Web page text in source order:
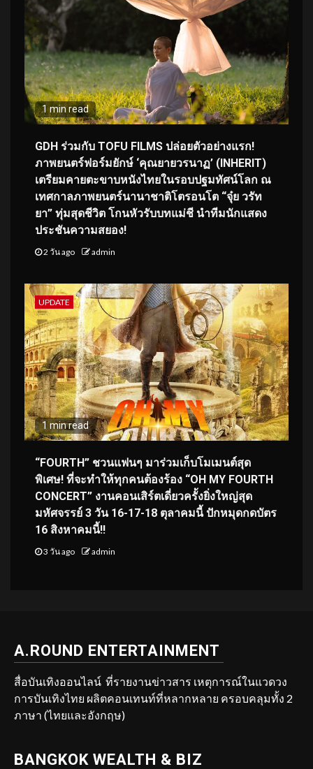
1 min read
GDH ร่วมกับ TOFU FILMS ปล่อยตัวอย่างแรก!
ภาพยนตร์ฟอร์มยักษ์ ‘คุณยายวรนาฏ’ (INHERIT)
เตรียมคายตะขาบหนังไทยในรอบปฐมทัศน์โลก ณ
เทศกาลภาพยนตร์นานาชาติโตรอนโต “จุ๋ย วรัท
ยา” ทุ่มสุดชีวิต โกนหัวรับบทแม่ชี นำทีมนักแสดง
ประชันความสยอง!
2 วัน ago admin
UPDATE
1 min read
“FOURTH” ชวนแฟนๆ มาร่วมเก็บโมเมนต์สุด
พิเศษ! ที่จะทำให้ทุกคนต้องร้อง “OH MY FOURTH
CONCERT” งานคอนเสิร์ตเดี่ยวครั้งยิ่งใหญ่สุด
มหัศจรรย์ 3 วัน 16-17-18 ตุลาคมนี้ ปักหมุดกดบัตร
16 สิงหาคมนี้!!
3 วัน ago admin
A.ROUND ENTERTAINMENT
สื่อบันเทิงออนไลน์ ที่รายงานข่าวสาร เหตุการณ์ในแวดวง
การบันเทิงไทย ผลิตคอนเทนท์ที่หลากหลาย ครอบคลุมทั้ง 2
ภาษา (ไทยและอังกฤษ)
BANGKOK WEALTH & BIZ